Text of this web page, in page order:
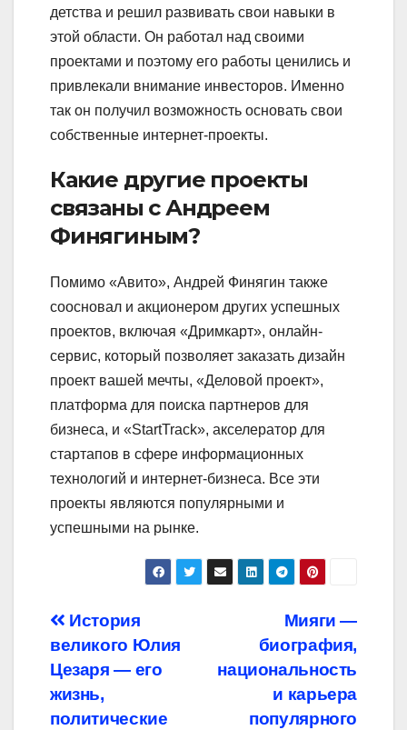
детства и решил развивать свои навыки в
этой области. Он работал над своими
проектами и поэтому его работы ценились и
привлекали внимание инвесторов. Именно
так он получил возможность основать свои
собственные интернет-проекты.
Какие другие проекты
связаны с Андреем
Финягиным?
Помимо «Авито», Андрей Финягин также
соосновал и акционером других успешных
проектов, включая «Дримкарт», онлайн-
сервис, который позволяет заказать дизайн
проект вашей мечты, «Деловой проект»,
платформа для поиска партнеров для
бизнеса, и «StartTrack», акселератор для
стартапов в сфере информационных
технологий и интернет-бизнеса. Все эти
проекты являются популярными и
успешными на рынке.
Навигация
по
записям
Мияги —
биография,
национальность
и карьера
популярного
История
великого Юлия
Цезаря — его
жизнь,
политические